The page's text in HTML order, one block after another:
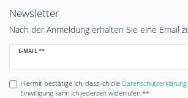
Newsletter
Nach der Anmeldung erhalten Sie eine Email
E-MAIL **
Newsletter
Hiermit bestätige ich, dass ich die Daten­schutz­erklärung
Einwilligung kann ich jederzeit widerrufen.**